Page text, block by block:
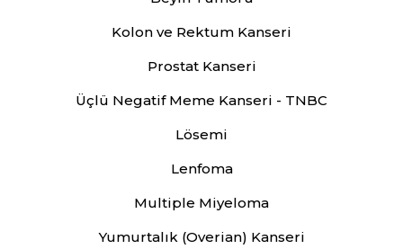
Kolon ve Rektum Kanseri
Prostat Kanseri
Üçlü Negatif Meme Kanseri - TNBC
Lösemi
Lenfoma
Multiple Miyeloma
Yumurtalık (Overian) Kanseri